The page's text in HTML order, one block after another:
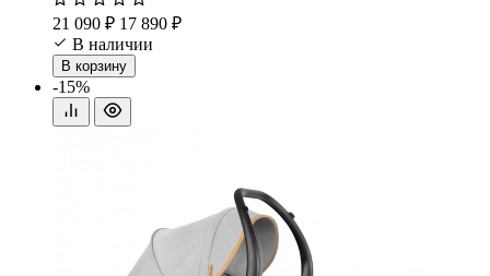
21 090 ₽ 17 890 ₽
В наличии
В корзину
-15%